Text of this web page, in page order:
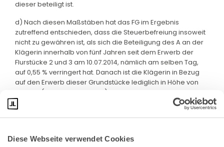
Diese Webseite verwendet Cookies
dieser beteiligt ist.
d) Nach diesen Maßstäben hat das FG im Ergebnis
zutreffend entschieden, dass die Steuerbefreiung insoweit
nicht zu gewähren ist, als sich die Beteiligung des A an der
Klägerin innerhalb von fünf Jahren seit dem Erwerb der
Flurstücke 2 und 3 am 10.07.2014, nämlich am selben Tag,
auf 0,55 % verringert hat. Danach ist die Klägerin in Bezug
auf den Erwerb dieser Grundstücke lediglich in Höhe von
83,85 % (5 x 16,66 % + 0,55 %) begünstigt.